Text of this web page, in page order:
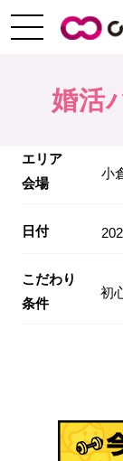
婚活
エリア
会場
小
日付
こだわり
条件
初